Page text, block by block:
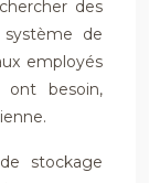
des
de
employés
ont besoin,
stockage